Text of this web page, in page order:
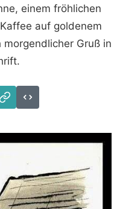
einem fröhlichen
auf goldenem
Gruß in
Link
Code